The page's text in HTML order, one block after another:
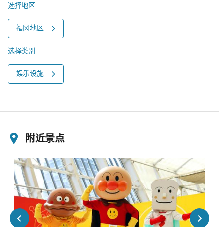
选择地区
福冈地区
选择类别
娱乐设施
附近景点